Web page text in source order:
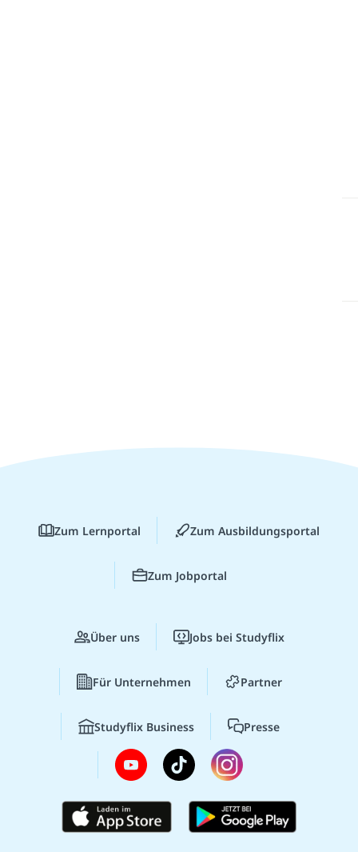
Zum Lernportal Zum Ausbildungsportal
Zum Jobportal
Über uns Jobs bei Studyflix
Für Unternehmen Partner
Studyflix Business Presse